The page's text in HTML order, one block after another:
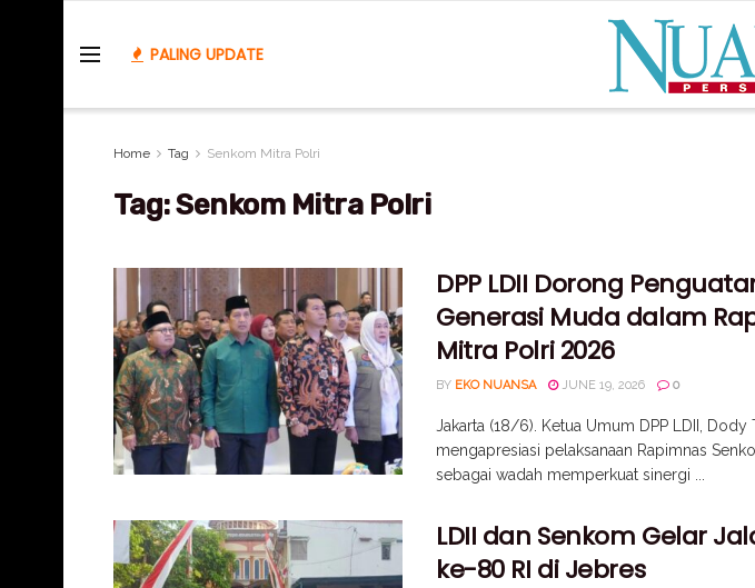
PALING UPDATE
Home Tag Senkom Mitra Polri
Tag:Senkom Mitra Polri
DPP LDII Dorong
Generasi Muda dalam
Mitra Polri 2026
BY EKO NUANSA JUNE 19, 2026 0
Jakarta (18/6). Ketua Umum DPP LDII, Dody
mengapresiasi pelaksanaan Rapimnas
sebagai wadah memperkuat sinergi ...
LDII dan Senkom Gelar
ke-80 RI di Jebres